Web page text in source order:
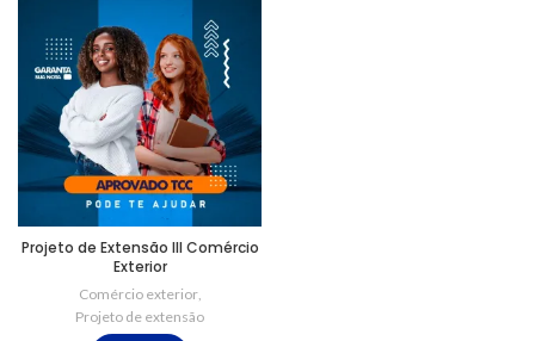
Projeto de Extensão III Comércio
Exterior
Comércio exterior,
Projeto de extensão